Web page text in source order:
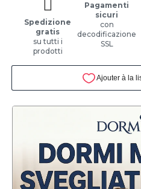
Spedizione
gratis
su tutti i
prodotti
Pagamenti
sicuri
con
decodificazione
SSL